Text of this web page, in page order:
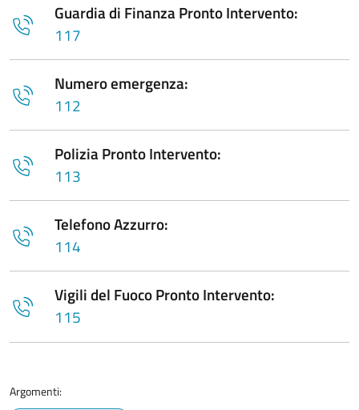
Guardia di Finanza Pronto Intervento:
117
Numero emergenza:
112
Polizia Pronto Intervento:
113
Telefono Azzurro:
114
Vigili del Fuoco Pronto Intervento:
115
Argomenti: